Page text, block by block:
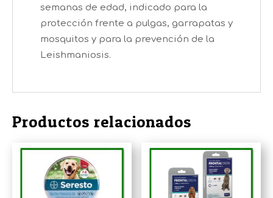
semanas de edad, indicado para la
protección frente a pulgas, garrapatas y
mosquitos y para la prevención de la
Leishmaniosis.
Productos relacionados